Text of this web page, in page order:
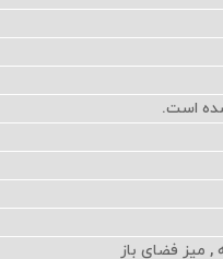
است.
, میز فضای باز